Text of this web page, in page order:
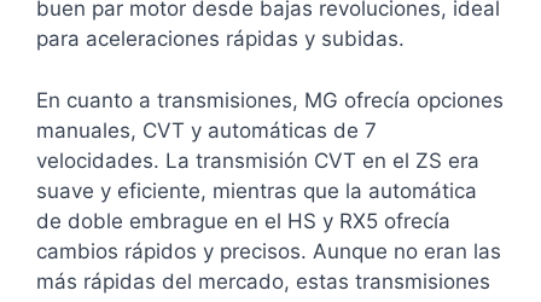
buen par motor desde bajas revoluciones, ideal
para aceleraciones rápidas y subidas.
En cuanto a transmisiones, MG ofrecía opciones
manuales, CVT y automáticas de 7
velocidades. La transmisión CVT en el ZS era
suave y eficiente, mientras que la automática
de doble embrague en el HS y RX5 ofrecía
cambios rápidos y precisos. Aunque no eran las
más rápidas del mercado, estas transmisiones